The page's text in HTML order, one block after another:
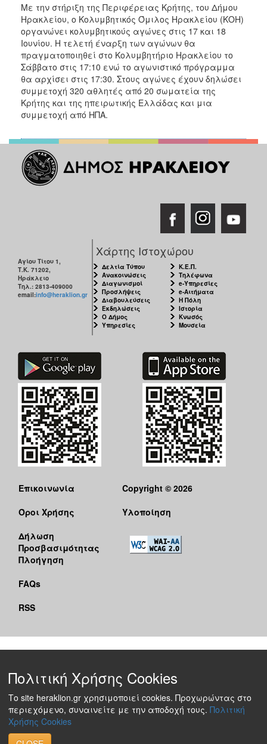
Με την στήριξη της Περιφέρειας Κρήτης, του Δήμου
Ηρακλείου, ο Κολυμβητικός Όμιλος Ηρακλείου (ΚΟΗ)
οργανώνει κολυμβητικούς αγώνες στις 17 και 18
Ιουνίου. Η τελετή έναρξη των αγώνων θα
πραγματοποιηθεί στο Κολυμβητήριο Ηρακλείου το
Σάββατο στις 17:10 ενώ το αγωνιστικό πρόγραμμα
θα αρχίσει στις 17:30. Στους αγώνες έχουν δηλώσει
συμμετοχή 320 αθλητές από 20 σωματεία της
Κρήτης και της ηπειρωτικής Ελλάδας και μια
συμμετοχή από ΗΠΑ.
Αγίου Τίτου 1,
Τ.Κ. 71202,
Ηράκλειο
Τηλ.: 2813-409000
email:info@heraklion.gr
Χάρτης Ιστοχώρου
Δελτία Τύπου
Ανακοινώσεις
Διαγωνισμοί
Προσλήψεις
Διαβουλεύσεις
Εκδηλώσεις
Ο Δήμος
Υπηρεσίες
Κ.Ε.Π.
Τηλέφωνα
e-Υπηρεσίες
e-Αιτήματα
Η Πόλη
Ιστορία
Κνωσός
Μουσεία
Επικοινωνία
Όροι Χρήσης
Δήλωση
Προσβασιμότητας
Πλοήγηση
FAQs
RSS
Copyright © 2026
Υλοποίηση
Πολιτική Χρήσης Cookies
Το site heraklion.gr χρησιμοποιεί cookies. Προχωρώντας στο
περιεχόμενο, συναινείτε με την αποδοχή τους. Πολιτική
Χρήσης Cookies